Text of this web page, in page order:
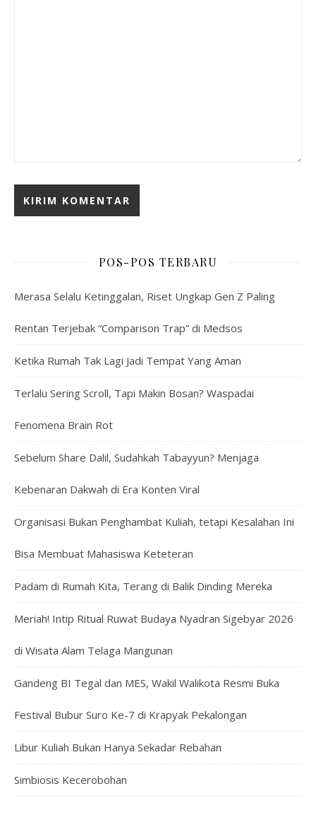
POS-POS TERBARU
Merasa Selalu Ketinggalan, Riset Ungkap Gen Z Paling
Rentan Terjebak “Comparison Trap” di Medsos
Ketika Rumah Tak Lagi Jadi Tempat Yang Aman
Terlalu Sering Scroll, Tapi Makin Bosan? Waspadai
Fenomena Brain Rot
Sebelum Share Dalil, Sudahkah Tabayyun? Menjaga
Kebenaran Dakwah di Era Konten Viral
Organisasi Bukan Penghambat Kuliah, tetapi Kesalahan Ini
Bisa Membuat Mahasiswa Keteteran
Padam di Rumah Kita, Terang di Balik Dinding Mereka
Meriah! Intip Ritual Ruwat Budaya Nyadran Sigebyar 2026
di Wisata Alam Telaga Mangunan
Gandeng BI Tegal dan MES, Wakil Walikota Resmi Buka
Festival Bubur Suro Ke-7 di Krapyak Pekalongan
Libur Kuliah Bukan Hanya Sekadar Rebahan
Simbiosis Kecerobohan